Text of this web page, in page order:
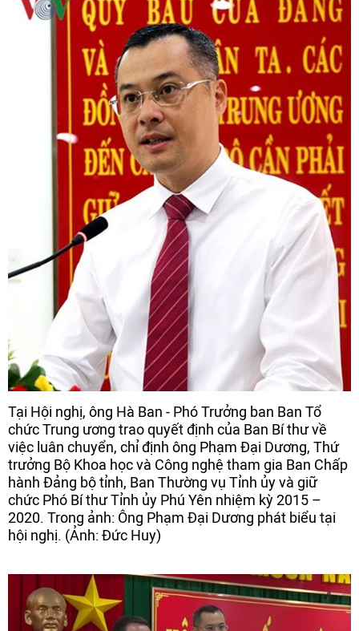
Tại Hội nghị, ông Hà Ban - Phó Trưởng ban Ban Tổ
chức Trung ương trao quyết định của Ban Bí thư về
việc luân chuyển, chỉ định ông Phạm Đại Dương, Thứ
trưởng Bộ Khoa học và Công nghệ tham gia Ban Chấp
hành Đảng bộ tỉnh, Ban Thường vụ Tỉnh ủy và giữ
chức Phó Bí thư Tỉnh ủy Phú Yên nhiệm kỳ 2015 –
2020. Trong ảnh: Ông Phạm Đại Dương phát biểu tại
hội nghị. (Ảnh: Đức Huy)